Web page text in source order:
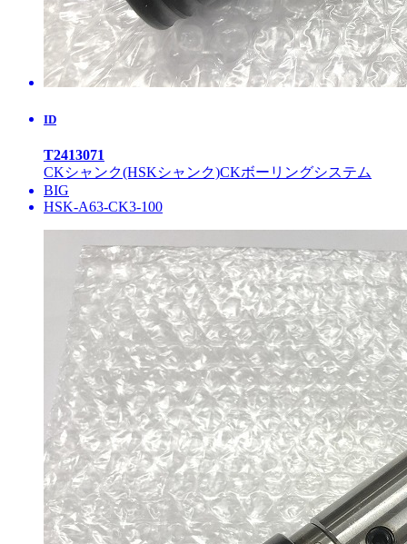
ID
T2413071
CKシャンク(HSKシャンク)CKボーリングシステム
BIG
HSK-A63-CK3-100